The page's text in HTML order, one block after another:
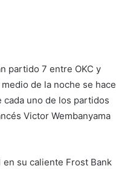
partido 7 entre OKC y
de la noche se hace
uno de los partidos
Victor Wembanyama
su caliente Frost Bank